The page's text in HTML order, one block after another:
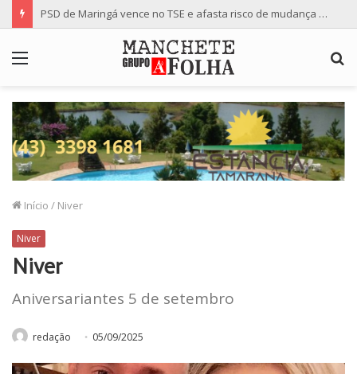
PSD de Maringá vence no TSE e afasta risco de mudança nas cadeiras da Câmara
Início / Niver
Niver
Niver
Aniversariantes 5 de setembro
redação 05/09/2025